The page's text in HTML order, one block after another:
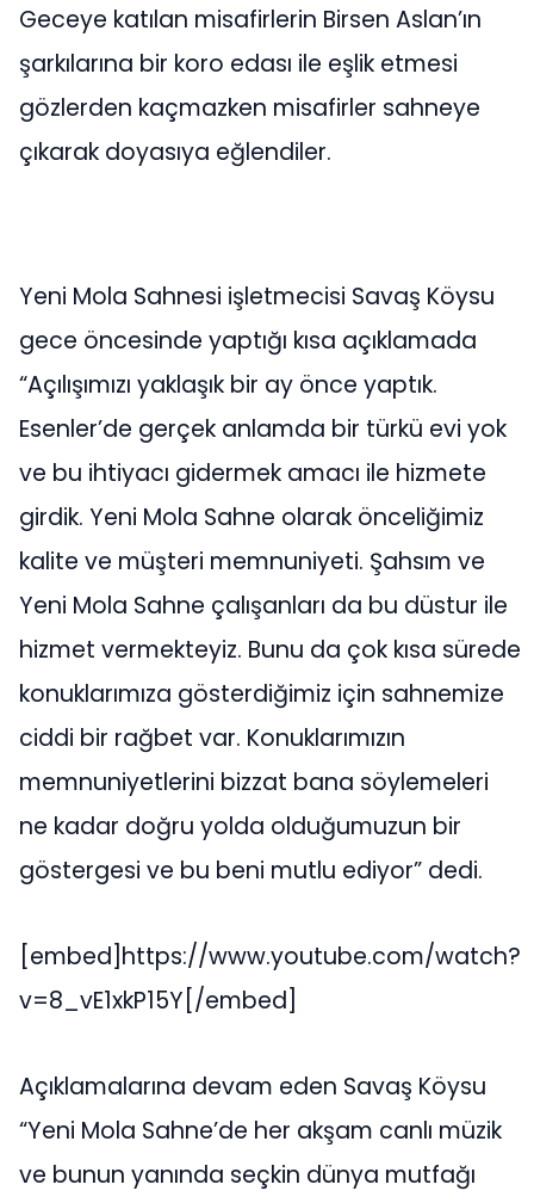
Geceye katılan misafirlerin Birsen Aslan’ın
şarkılarına bir koro edası ile eşlik etmesi
gözlerden kaçmazken misafirler sahneye
çıkarak doyasıya eğlendiler.